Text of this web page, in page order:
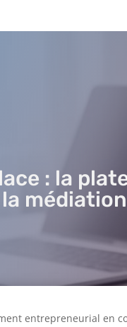
: la
la
entrepreneurial en